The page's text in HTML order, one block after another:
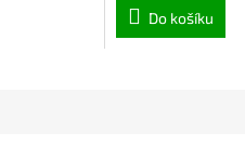
Do košíku